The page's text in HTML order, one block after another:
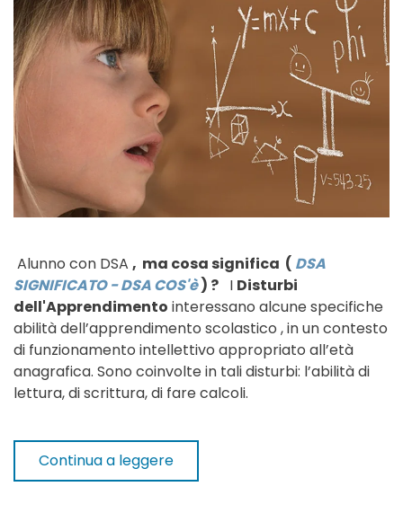
Alunno con DSA , ma cosa significa ( DSA
SIGNIFICATO - DSA COS'è) ? I Disturbi
dell'Apprendimento interessano alcune specifiche
abilità dell’apprendimento scolastico , in un contesto
di funzionamento intellettivo appropriato all’età
anagrafica. Sono coinvolte in tali disturbi: l’abilità di
lettura, di scrittura, di fare calcoli.
Continua a leggere